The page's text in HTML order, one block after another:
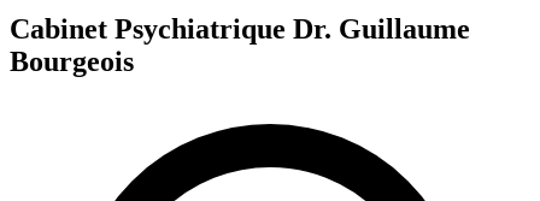
Cabinet Psychiatrique Dr. Guillaume
Bourgeois